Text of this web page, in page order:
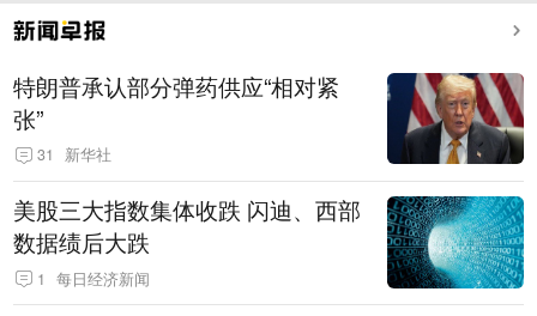
特朗普承认部分弹药供应“相对紧
张”
31 新华社
美股三大指数集体收跌 闪迪、西部
数据绩后大跌
1 每日经济新闻